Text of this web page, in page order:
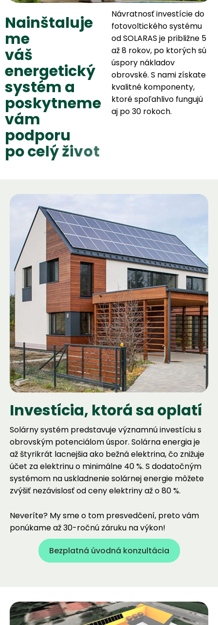
Nainštaluje
me
váš
energetický
systém a
poskytneme
vám
podporu
pocelýživot
Návratnosť investície do
fotovoltického systému
od SOLARAS je približne 5
až 8 rokov, po ktorých sú
úspory nákladov
obrovské. S nami získate
kvalitné komponenty,
ktoré spoľahlivo fungujú
aj po 30 rokoch.
Investícia, ktorása oplatí
Solárny systém predstavuje významnú investíciu s
obrovským potenciálom úspor. Solárna energia je
až štyrikrát lacnejšia ako bežná elektrina, čo znižuje
účet za elektrinu o minimálne 40 %. S dodatočným
systémom na uskladnenie solárnej energie môžete
zvýšiť nezávislosť od ceny elektriny až o 80 %.
Neveríte? My sme o tom presvedčení, preto vám
ponúkame až 30-ročnú záruku na výkon!
Bezplatná úvodná konzultácia